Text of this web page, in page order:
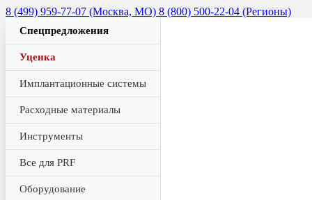
8 (499) 959-77-07 (Москва, МО) 8 (800) 500-22-04 (Регионы)
Спецпредложения
Уценка
Имплантационные системы
Расходные материалы
Инструменты
Все для PRF
Оборудование